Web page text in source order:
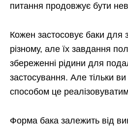
питання продовжує бути
Кожен застосовує баки для
різному, але їх завдання
збереженні рідини для
застосування. Але тільки
способом це
Форма бака залежить від